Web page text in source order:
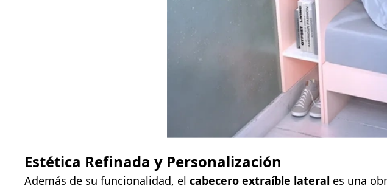
Estética Refinada y Personalización
Además de su funcionalidad, el cabecero extraíble lateral es una